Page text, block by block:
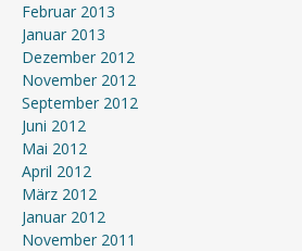
Februar 2013
Januar 2013
Dezember 2012
November 2012
September 2012
Juni 2012
Mai 2012
April 2012
März 2012
Januar 2012
November 2011